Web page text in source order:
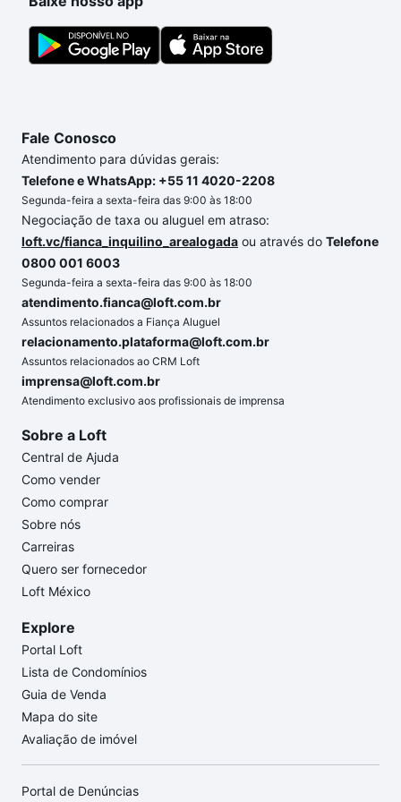
dúvida dos custos envolvidos no processo de
compra, veja em nosso portal quanto custa comprar
um apartamento e conte com a gente para comprar
Fale Conosco
Atendimento para dúvidas gerais:
Telefone e WhatsApp: +55 11 4020-2208
Segunda-feira a sexta-feira das 9:00 às 18:00
Negociação de taxa ou aluguel em atraso:
loft.vc/fianca_inquilino_arealogada ou através do Telefone
0800 001 6003
Segunda-feira a sexta-feira das 9:00 às 18:00
atendimento.fianca@loft.com.br
Assuntos relacionados a Fiança Aluguel
relacionamento.plataforma@loft.com.br
Assuntos relacionados ao CRM Loft
imprensa@loft.com.br
Atendimento exclusivo aos profissionais de imprensa
Sobre a Loft
Central de Ajuda
Como vender
Como comprar
Sobre nós
Carreiras
Quero ser fornecedor
Loft México
Explore
Portal Loft
Lista de Condomínios
Guia de Venda
Mapa do site
Avaliação de imóvel
Portal de Denúncias